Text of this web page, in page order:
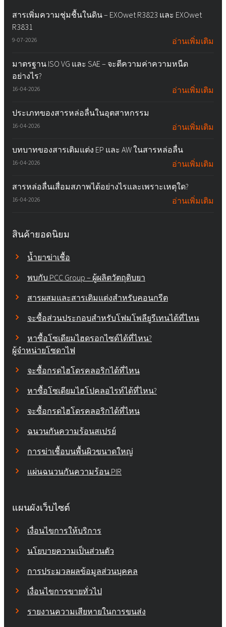
สารเพิ่มความชุ่มชื้นในดิน – EXOwet R3823 และ EXOwet
R3831
9-07-2026 อ่านเพิ่มเติม
มาตรฐาน ISO VG และ SAE – จะตีความค่าความหนืด
อย่างไร?
16-04-2026 อ่านเพิ่มเติม
ประเภทของสารหล่อลื่นในอุตสาหกรรม
16-04-2026 อ่านเพิ่มเติม
บทบาทของสารเติมแต่ง EP และ AW ในสารหล่อลื่น
16-04-2026 อ่านเพิ่มเติม
สารหล่อลื่นเสื่อมสภาพได้อย่างไรและเพราะเหตุใด?
16-04-2026 อ่านเพิ่มเติม
สินค้ายอดนิยม
น้ำยาฆ่าเชื้อ
พบกับ PCC Group – ผู้ผลิตวัตถุดิบยา
สารผสมและสารเติมแต่งสำหรับคอนกรีต
จะซื้อส่วนประกอบสำหรับโฟมโพลียูรีเทนได้ที่ไหน
หาซื้อโซเดียมไฮดรอกไซด์ได้ที่ไหน?
ผู้จำหน่ายโซดาไฟ
จะซื้อกรดไฮโดรคลอริกได้ที่ไหน
หาซื้อโซเดียมไฮโปคลอไรท์ได้ที่ไหน?
จะซื้อกรดไฮโดรคลอริกได้ที่ไหน
ฉนวนกันความร้อนสเปรย์
การฆ่าเชื้อบนพื้นผิวขนาดใหญ่
แผ่นฉนวนกันความร้อน PIR
แผนผังเว็บไซต์
เงื่อนไขการให้บริการ
นโยบายความเป็นส่วนตัว
การประมวลผลข้อมูลส่วนบุคคล
เงื่อนไขการขายทั่วไป
รายงานความเสียหายในการขนส่ง